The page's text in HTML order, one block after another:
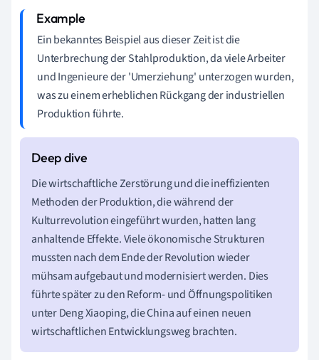
Ein bekanntes Beispiel aus dieser Zeit ist die
Unterbrechung der Stahlproduktion, da viele Arbeiter
und Ingenieure der 'Umerziehung' unterzogen wurden,
was zu einem erheblichen Rückgang der industriellen
Produktion führte.
Die wirtschaftliche Zerstörung und die ineffizienten
Methoden der Produktion, die während der
Kulturrevolution eingeführt wurden, hatten lang
anhaltende Effekte. Viele ökonomische Strukturen
mussten nach dem Ende der Revolution wieder
mühsam aufgebaut und modernisiert werden. Dies
führte später zu den Reform- und Öffnungspolitiken
unter Deng Xiaoping, die China auf einen neuen
wirtschaftlichen Entwicklungsweg brachten.